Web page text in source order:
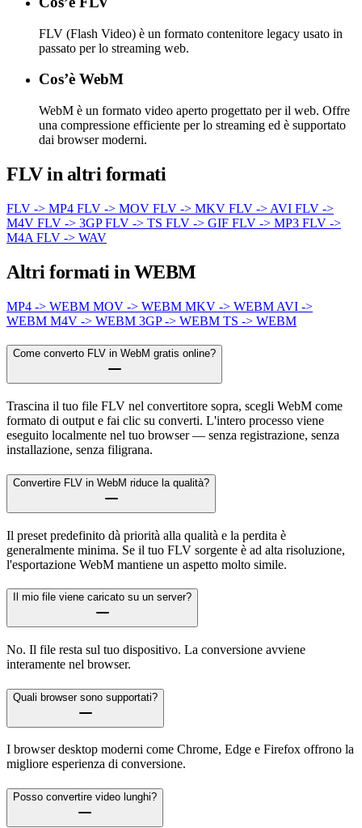
FLV (Flash Video) è un formato contenitore legacy usato in
passato per lo streaming web.
Cos’è WebM
WebM è un formato video aperto progettato per il web. Offre
una compressione efficiente per lo streaming ed è supportato
dai browser moderni.
FLV in altri formati
FLV -> MP4 FLV -> MOV FLV -> MKV FLV -> AVI FLV ->
M4V FLV -> 3GPFLV -> TS FLV -> GIF FLV -> MP3 FLV ->
M4A FLV -> WAV
Altri formati in WEBM
MP4 -> WEBM MOV -> WEBM MKV -> WEBM AVI ->
WEBM M4V -> WEBM 3GP -> WEBM TS -> WEBM
Come converto FLV in WebM gratis online?
Trascina il tuo file FLV nel convertitore sopra, scegli WebM come
formato di output e fai clic su converti. L'intero processo viene
eseguito localmente nel tuo browser — senza registrazione, senza
installazione, senza filigrana.
Convertire FLV in WebM riduce la qualità?
Il preset predefinito dà priorità alla qualità e la perdita è
generalmente minima. Se il tuo FLV sorgente è ad alta risoluzione,
l'esportazione WebM mantiene un aspetto molto simile.
Il mio file viene caricato su un server?
No. Il file resta sul tuo dispositivo. La conversione avviene
interamente nel browser.
Quali browser sono supportati?
I browser desktop moderni come Chrome, Edge e Firefox offrono la
migliore esperienza di conversione.
Posso convertire video lunghi?